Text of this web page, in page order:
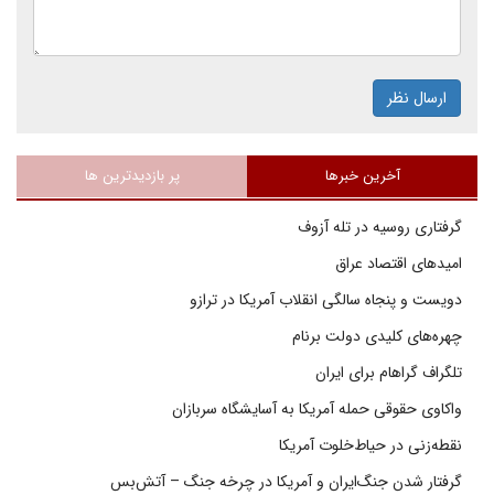
ارسال نظر
آخرین خبرها پر بازدیدترین ها
گرفتاری روسیه در تله آزوف
امیدهای اقتصاد عراق
دویست و پنجاه سالگی انقلاب آمریکا در ترازو
چهره‌های کلیدی دولت برنام
تلگراف گراهام برای ایران
واکاوی حقوقی حمله آمریکا به آسایشگاه سربازان
نقطه‌زنی در حیاط‌خلوت آمریکا
گرفتار شدن جنگ‌ایران و آمریکا در چرخه جنگ – آتش‌بس